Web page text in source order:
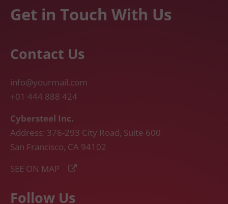
Get in Touch With Us
Contact Us
info@yourmail.com
+01 444 888 424
Cybersteel Inc.
Address: 376-293 City Road, Suite 600
San Francisco, CA 94102
SEE ON MAP
Follow Us